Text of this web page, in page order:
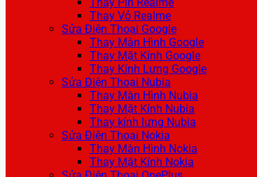
Thay Vỏ Realme
Sửa Điện Thoại Google
Thay Màn Hình Google
Thay Mặt Kính Google
Thay Kính Lưng Google
Sửa Điện Thoại Nubia
Thay Màn Hình Nubia
Thay Mặt Kính Nubia
Thay kính lưng Nubia
Sửa Điện Thoại Nokia
Thay Màn Hình Nokia
Thay Mặt Kính Nokia